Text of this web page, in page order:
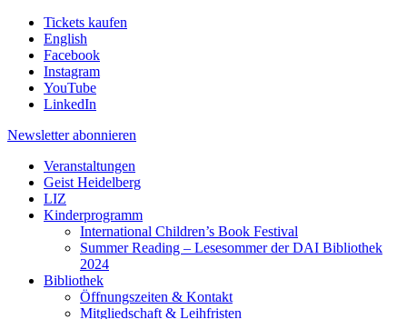
Tickets kaufen
English
Facebook
Instagram
YouTube
LinkedIn
Newsletter abonnieren
Veranstaltungen
Geist Heidelberg
LIZ
Kinderprogramm
International Children’s Book Festival
Summer Reading – Lesesommer der DAI Bibliothek
2024
Bibliothek
Öffnungszeiten & Kontakt
Mitgliedschaft & Leihfristen